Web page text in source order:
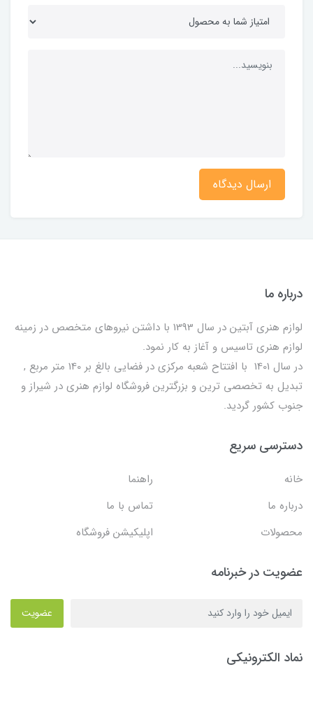
ارسال دیدگاه
درباره ما
لوازم هنری آبتین در سال 1393 با داشتن نیروهای متخصص در زمینه
لوازم هنری تاسیس و آغاز به کار نمود.
در سال 1401 با افتتاح شعبه مرکزی در فضایی بالغ بر 140 متر مربع ,
تبدیل به تخصصی ترین و بزرگترین فروشگاه لوازم هنری در شیراز و
جنوب کشور گردید.
دسترسی سریع
خانه
راهنما
درباره ما
تماس با ما
محصولات
اپلیکیشن فروشگاه
عضویت در خبرنامه
عضویت
نماد الکترونیکی